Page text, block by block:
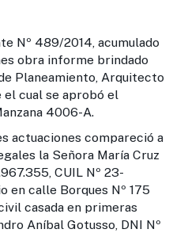
Nº 489/2014, acumulado
obra informe brindado
Planeamiento, Arquitecto
el cual se aprobó el
4006-A.
actuaciones compareció a
la Señora María Cruz
CUIL Nº 23-
en calle Borques Nº 175
casada en primeras
Aníbal Gotusso, DNI Nº